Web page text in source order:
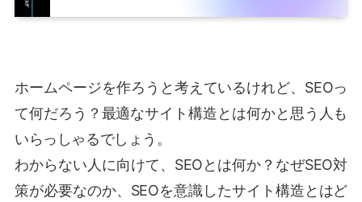
ホームページを作ろうと考えているけれど、SEOっ
て何だろう？最適なサイト構造とは何かと思う人も
いらっしゃるでしょう。
わからない人に向けて、SEOとは何か？なぜSEO対
策が必要なのか、SEOを意識したサイト構造とはど